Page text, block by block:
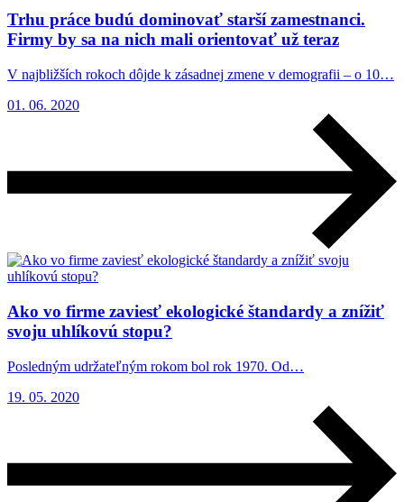
Trhu práce budú dominovať starší zamestnanci.
Firmy by sa na nich mali orientovať už teraz
V najbližších rokoch dôjde k zásadnej zmene v demografii – o 10…
01. 06. 2020
Ako vo firme zaviesť ekologické štandardy a znížiť
svoju uhlíkovú stopu?
Posledným udržateľným rokom bol rok 1970. Od…
19. 05. 2020